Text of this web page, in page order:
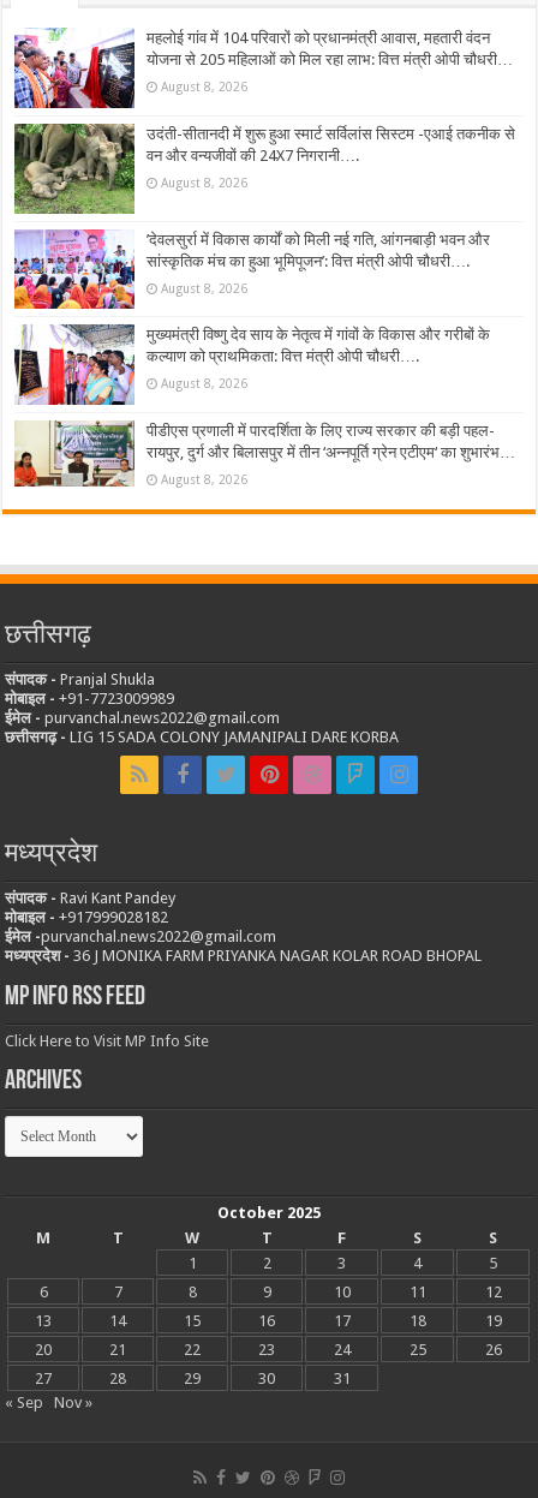
महलोई गांव में 104 परिवारों को प्रधानमंत्री आवास, महतारी वंदन
योजना से 205 महिलाओं को मिल रहा लाभ: वित्त मंत्री ओपी चौधरी…
August 8, 2026
उदंती-सीतानदी में शुरू हुआ स्मार्ट सर्विलांस सिस्टम -एआई तकनीक से
वन और वन्यजीवों की 24X7 निगरानी….
August 8, 2026
’देवलसुर्रा में विकास कार्यों को मिली नई गति, आंगनबाड़ी भवन और
सांस्कृतिक मंच का हुआ भूमिपूजन’: वित्त मंत्री ओपी चौधरी….
August 8, 2026
मुख्यमंत्री विष्णु देव साय के नेतृत्व में गांवों के विकास और गरीबों के
कल्याण को प्राथमिकता: वित्त मंत्री ओपी चौधरी….
August 8, 2026
पीडीएस प्रणाली में पारदर्शिता के लिए राज्य सरकार की बड़ी पहल-
रायपुर, दुर्ग और बिलासपुर में तीन ‘अन्नपूर्ति ग्रेन एटीएम‘ का शुभारंभ…
August 8, 2026
छत्तीसगढ़
संपादक - Pranjal Shukla
मोबाइल - ‪+91-7723009989
ईमेल - purvanchal.news2022@gmail.com
छत्तीसगढ़ - LIG 15 SADA COLONY JAMANIPALI DARE KORBA
मध्यप्रदेश
संपादक - Ravi Kant Pandey
मोबाइल - ‪+917999028182
ईमेल -purvanchal.news2022@gmail.com
मध्यप्रदेश -36 J MONIKA FARM PRIYANKA NAGAR KOLAR ROAD BHOPAL
MP Info RSS Feed
Click Here to Visit MP Info Site
Archives
Archives
October 2025
M
T W T F S
S
1
2 3 4
5
6
7 8 9 10 11
12
13
14 15 16 17 18
19
20
21 22 23 24 25
26
27
28 29 30
31
« Sep
Nov »